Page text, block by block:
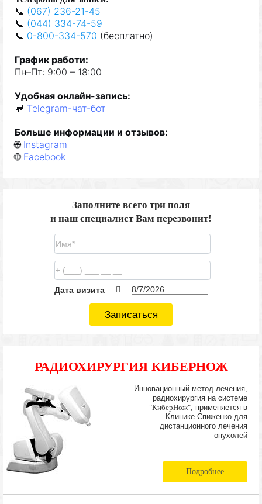
📞 (067) 236-21-45
📞 (044) 334-74-59
📞 0-800-334-570 (бесплатно)
График работи:
Пн–Пт: 9:00 – 18:00
Удобная онлайн-запись:
💬 Telegram-чат-бот
Больше информации и отзывов:
🌐 Instagram
🌐 Facebook
Заполните всего три поля
и наш специалист Вам перезвонит!
Дата визита
Записаться
РАДИОХИРУРГИЯ КИБЕРНОЖ
Инновационный метод лечения,
радиохирургия на системе
"КиберНож", применяется в
Клинике Спиженко для
дистанционного лечения
опухолей
Подробнее